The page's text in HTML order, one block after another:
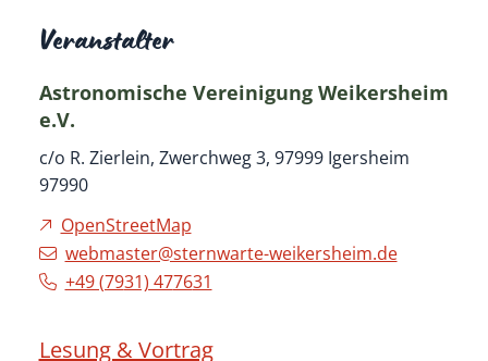
Veranstalter
Astronomische Vereinigung Weikersheim
e.V.
c/o R. Zierlein, Zwerchweg 3, 97999 Igersheim
97990
OpenStreetMap
webmaster@sternwarte-weikersheim.de
+49 (7931) 477631
Lesung & Vortrag